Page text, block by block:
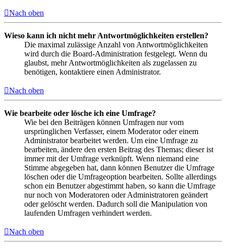
Nach oben
Wieso kann ich nicht mehr Antwortmöglichkeiten erstellen?
Die maximal zulässige Anzahl von Antwortmöglichkeiten
wird durch die Board-Administration festgelegt. Wenn du
glaubst, mehr Antwortmöglichkeiten als zugelassen zu
benötigen, kontaktiere einen Administrator.
Nach oben
Wie bearbeite oder lösche ich eine Umfrage?
Wie bei den Beiträgen können Umfragen nur vom
ursprünglichen Verfasser, einem Moderator oder einem
Administrator bearbeitet werden. Um eine Umfrage zu
bearbeiten, ändere den ersten Beitrag des Themas; dieser ist
immer mit der Umfrage verknüpft. Wenn niemand eine
Stimme abgegeben hat, dann können Benutzer die Umfrage
löschen oder die Umfrageoption bearbeiten. Sollte allerdings
schon ein Benutzer abgestimmt haben, so kann die Umfrage
nur noch von Moderatoren oder Administratoren geändert
oder gelöscht werden. Dadurch soll die Manipulation von
laufenden Umfragen verhindert werden.
Nach oben